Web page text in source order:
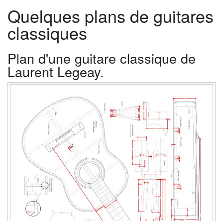
Quelques plans de guitares
classiques
Plan d'une guitare classique de
Laurent Legeay.